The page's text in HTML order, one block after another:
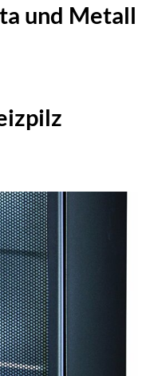
und Metall